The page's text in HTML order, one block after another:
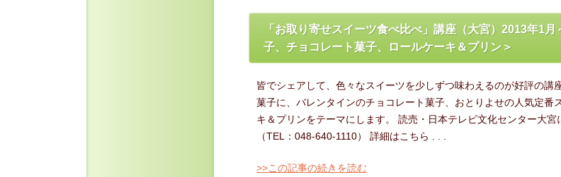
「お取り寄せスイーツ食べ比べ」講座（大宮）2013年1
子、チョコレート菓子、ロールケーキ＆プリン＞
皆でシェアして、色々なスイーツを少しずつ味わえるのが好評の講
菓子に、バレンタインのチョコレート菓子、おとりよせの人気定番
キ＆プリンをテーマにします。 読売・日本テレビ文化センター大宮
（TEL：048-640-1110） 詳細はこちら . . .
>>この記事の続きを読む